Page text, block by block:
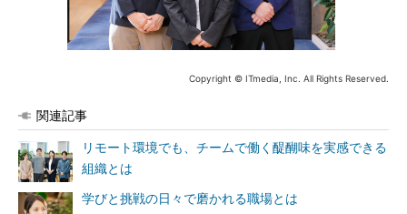
Copyright © ITmedia, Inc. All Rights Reserved.
関連記事
リモート環境でも、チームで働く醍醐味を実感できる
組織とは
学びと挑戦の日々で磨かれる職場とは